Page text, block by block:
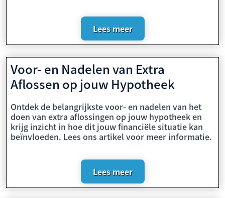
Lees meer
Voor- en Nadelen van Extra
Aflossen op jouw Hypotheek
Ontdek de belangrijkste voor- en nadelen van het
doen van extra aflossingen op jouw hypotheek en
krijg inzicht in hoe dit jouw financiële situatie kan
beïnvloeden. Lees ons artikel voor meer informatie.
Lees meer